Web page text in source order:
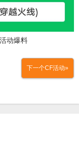
动爆料
下一个CF活动»